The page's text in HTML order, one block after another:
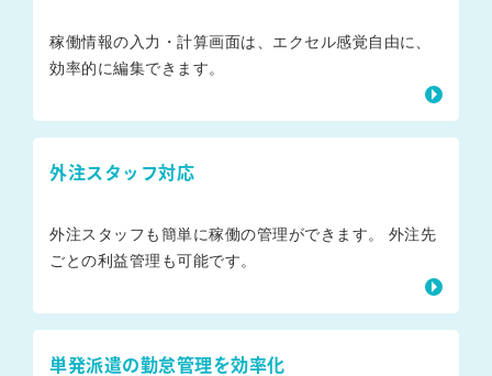
稼働情報の入力・計算画面は、エクセル感覚自由に、
効率的に編集できます。
外注スタッフ対応
外注スタッフも簡単に稼働の管理ができます。 外注先
ごとの利益管理も可能です。
単発派遣の勤怠管理を効率化